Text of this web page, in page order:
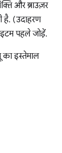
और ब्राउज़र
है. (उदाहरण
पहले जोड़ें.
का इस्तेमाल